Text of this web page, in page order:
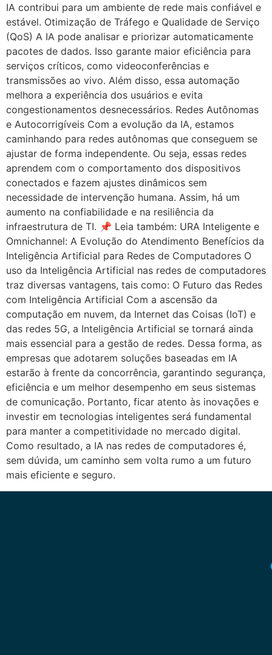
IA contribui para um ambiente de rede mais confiável e
estável. Otimização de Tráfego e Qualidade de Serviço
(QoS) A IA pode analisar e priorizar automaticamente
pacotes de dados. Isso garante maior eficiência para
serviços críticos, como videoconferências e
transmissões ao vivo. Além disso, essa automação
melhora a experiência dos usuários e evita
congestionamentos desnecessários. Redes Autônomas
e Autocorrigíveis Com a evolução da IA, estamos
caminhando para redes autônomas que conseguem se
ajustar de forma independente. Ou seja, essas redes
aprendem com o comportamento dos dispositivos
conectados e fazem ajustes dinâmicos sem
necessidade de intervenção humana. Assim, há um
aumento na confiabilidade e na resiliência da
infraestrutura de TI. 📌 Leia também: URA Inteligente e
Omnichannel: A Evolução do Atendimento Benefícios da
Inteligência Artificial para Redes de Computadores O
uso da Inteligência Artificial nas redes de computadores
traz diversas vantagens, tais como: O Futuro das Redes
com Inteligência Artificial Com a ascensão da
computação em nuvem, da Internet das Coisas (IoT) e
das redes 5G, a Inteligência Artificial se tornará ainda
mais essencial para a gestão de redes. Dessa forma, as
empresas que adotarem soluções baseadas em IA
estarão à frente da concorrência, garantindo segurança,
eficiência e um melhor desempenho em seus sistemas
de comunicação. Portanto, ficar atento às inovações e
investir em tecnologias inteligentes será fundamental
para manter a competitividade no mercado digital.
Como resultado, a IA nas redes de computadores é,
sem dúvida, um caminho sem volta rumo a um futuro
mais eficiente e seguro.